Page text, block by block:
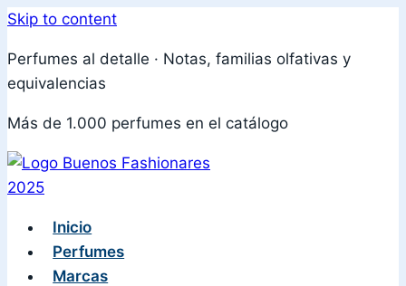
Skip to content
Perfumes al detalle · Notas, familias olfativas y
equivalencias
Más de 1.000 perfumes en el catálogo
Inicio
Perfumes
Marcas